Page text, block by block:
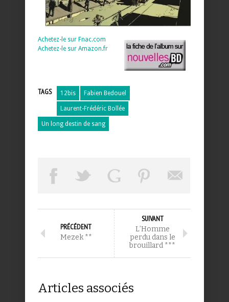
Achetez-le sur Fnac.com
Achetez-le sur Amazon.fr
TAGS 12bis Fabien Bedouel
Laurent-Frédéric Bollée
Un long destin de sang
PRÉCÉDENT
Mezek **
SUIVANT
L’Homme
perdu dans le
brouillard ***
Articles associés